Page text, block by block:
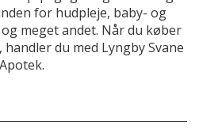
for hudpleje, baby- og
meget andet. Når du køber
du med Lyngby Svane
Apotek.